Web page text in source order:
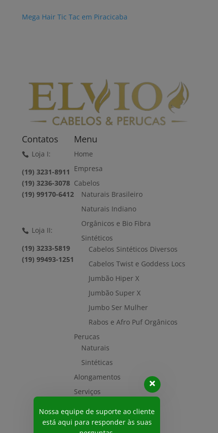
Mega Hair Tic Tac em Piracicaba
Contatos
Loja I:
(19) 3231-8911
(19) 3236-3078
(19) 99170-6412
Loja II:
(19) 3233-5819
(19) 99493-1251
Menu
Home
Empresa
Cabelos
Naturais Brasileiro
Naturais Indiano
Orgânicos e Bio Fibra
Sintéticos
Cabelos Sintéticos Diversos
Cabelos Twist e Goddess Locs
Jumbão Hiper X
Jumbão Super X
Jumbo Ser Mulher
Rabos e Afro Puf Orgânicos
Perucas
Naturais
Sintéticas
Alongamentos
Serviços
Vídeo
Nossa equipe de suporte ao cliente
está aqui para responder às suas